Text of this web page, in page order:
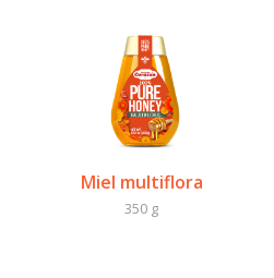
Miel multiflora
350 g